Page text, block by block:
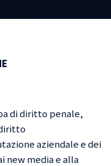
di diritto penale,
aziendale e dei
new media e alla
interpelli e